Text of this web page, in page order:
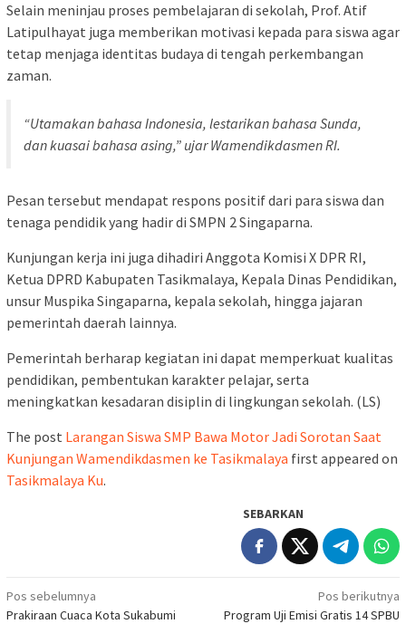
Selain meninjau proses pembelajaran di sekolah, Prof. Atif
Latipulhayat juga memberikan motivasi kepada para siswa agar
tetap menjaga identitas budaya di tengah perkembangan
zaman.
“Utamakan bahasa Indonesia, lestarikan bahasa Sunda,
dan kuasai bahasa asing,” ujar Wamendikdasmen RI.
Pesan tersebut mendapat respons positif dari para siswa dan
tenaga pendidik yang hadir di SMPN 2 Singaparna.
Kunjungan kerja ini juga dihadiri Anggota Komisi X DPR RI,
Ketua DPRD Kabupaten Tasikmalaya, Kepala Dinas Pendidikan,
unsur Muspika Singaparna, kepala sekolah, hingga jajaran
pemerintah daerah lainnya.
Pemerintah berharap kegiatan ini dapat memperkuat kualitas
pendidikan, pembentukan karakter pelajar, serta
meningkatkan kesadaran disiplin di lingkungan sekolah. (LS)
The post Larangan Siswa SMP Bawa Motor Jadi Sorotan Saat
Kunjungan Wamendikdasmen ke Tasikmalaya first appeared on
Tasikmalaya Ku.
SEBARKAN
Navigasi
Pos sebelumnya
Prakiraan Cuaca Kota Sukabumi
Pos berikutnya
Program Uji Emisi Gratis 14 SPBU